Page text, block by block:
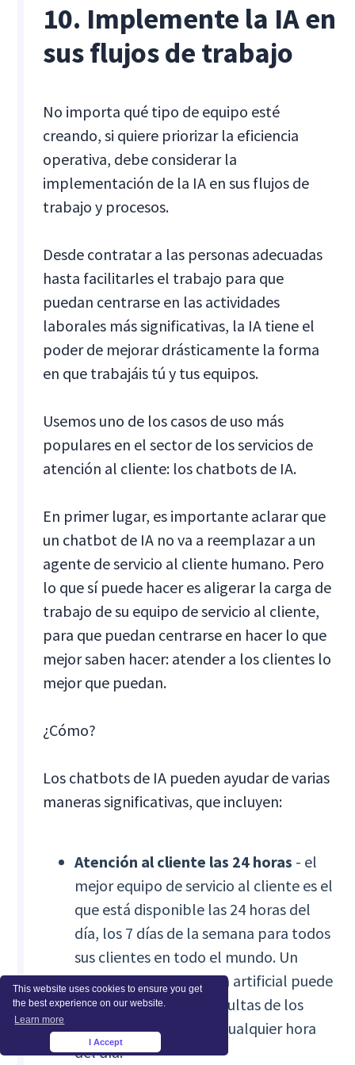
This website uses cookies to ensure you get
the best experience on our website.
Learn more
I Accept
10. Implemente la IA en
sus flujos de trabajo
No importa qué tipo de equipo esté
creando, si quiere priorizar la eficiencia
operativa, debe considerar la
implementación de la IA en sus flujos de
trabajo y procesos.
Desde contratar a las personas adecuadas
hasta facilitarles el trabajo para que
puedan centrarse en las actividades
laborales más significativas, la IA tiene el
poder de mejorar drásticamente la forma
en que trabajáis tú y tus equipos.
Usemos uno de los casos de uso más
populares en el sector de los servicios de
atención al cliente: los chatbots de IA.
En primer lugar, es importante aclarar que
un chatbot de IA no va a reemplazar a un
agente de servicio al cliente humano. Pero
lo que sí puede hacer es aligerar la carga de
trabajo de su equipo de servicio al cliente,
para que puedan centrarse en hacer lo que
mejor saben hacer: atender a los clientes lo
mejor que puedan.
¿Cómo?
Los chatbots de IA pueden ayudar de varias
maneras significativas, que incluyen:
Atención al cliente las 24 horas - el
mejor equipo de servicio al cliente es el
que está disponible las 24 horas del
día, los 7 días de la semana para todos
sus clientes en todo el mundo. Un
chatbot de inteligencia artificial puede
garantizar que las consultas de los
clientes se atiendan a cualquier hora
del día.